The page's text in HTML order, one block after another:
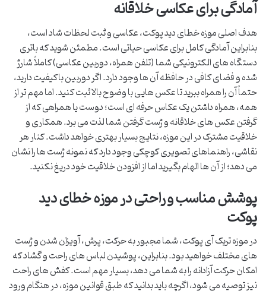
آمادگی برای عکاسی خلاقانه
هدف اصلی موزه خطای دید پوکت، عکاسی و ثبت لحظات شاد است،
بنابراین آمادگی کامل برای عکاسی حیاتی است. مطمئن شوید که باتری
دستگاه های الکترونیکی شما (تلفن همراه، دوربین عکاسی) کاملاً شارژ
شده و فضای کافی در حافظه آن ها وجود دارد. اگر دوربین باکیفیت دارید،
حتماً آن را همراه ببرید تا عکس هایی با وضوح بالا ثبت کنید. اما مهم تر از
همه، همراه داشتن یک عکاس حرفه ای است؛ دوست یا همراهی که از
گرفتن عکس های خلاقانه و ژست گرفتن شما لذت می برد. همکاری و
خلاقیت مشترک در این موزه، نتایج بسیار بهتری خواهد داشت. کنار هر
نقاشی، راهنماهای تصویری کوچکی وجود دارد که نمونه ژست ها را نشان
می دهد؛ از آن ها الهام بگیرید اما از افزودن خلاقیت خود دریغ نکنید.
پوشش مناسب و راحتی در موزه خطای دید
پوکت
در موزه تریک آی پوکت، شما مجبور به حرکت، پرش، آویزان شدن و ژست
های مختلف خواهید بود. بنابراین، پوشیدن لباس های راحت و گشاد که
امکان حرکت آزادانه را به شما می دهد، بسیار مهم است. کفش های راحت
نیز توصیه می شود، اگرچه باید بدانید که طبق قوانین موزه، در هنگام ورود